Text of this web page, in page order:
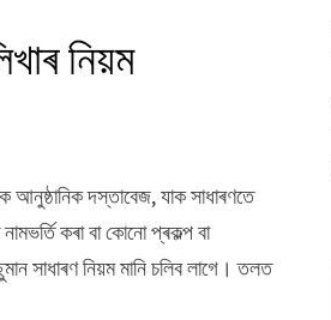
নিয়ম
দস্তাবেজ, যাক সাধাৰণতে
কৰা বা কোনো প্ৰকল্প বা
সাধাৰণ নিয়ম মানি চলিব লাগে। তলত